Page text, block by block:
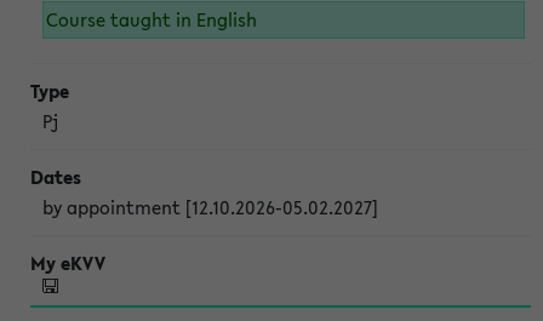
Course taught in English
Pj
by appointment [12.10.2026-05.02.2027]